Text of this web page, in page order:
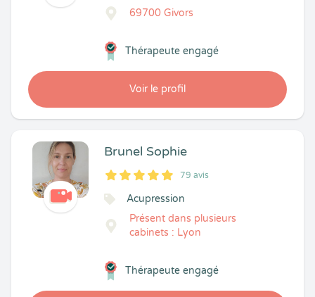
69700 Givors
Voir le profil
Thérapeute engagé
Brunel Sophie
5
1
5
79 79 avis
Acupression
Présent dans plusieurs
cabinets : Lyon
Thérapeute engagé